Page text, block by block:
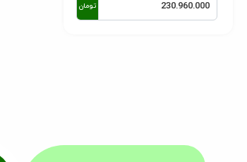
تومان